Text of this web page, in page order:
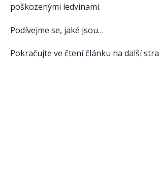
poškozenými ledvinami.
Podívejme se, jaké jsou…
Pokračujte ve čtení článku na další